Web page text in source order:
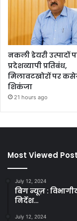
नकली डेयरी उत्पादों
प्रदेशव्यापी प्रतिबंध,
मिलावटखोरों पर
शिकंजा
21 hours ago
Most Viewed
July 12, 2024
बिग न्यूज़ :
निर्देश…
July 12, 2024